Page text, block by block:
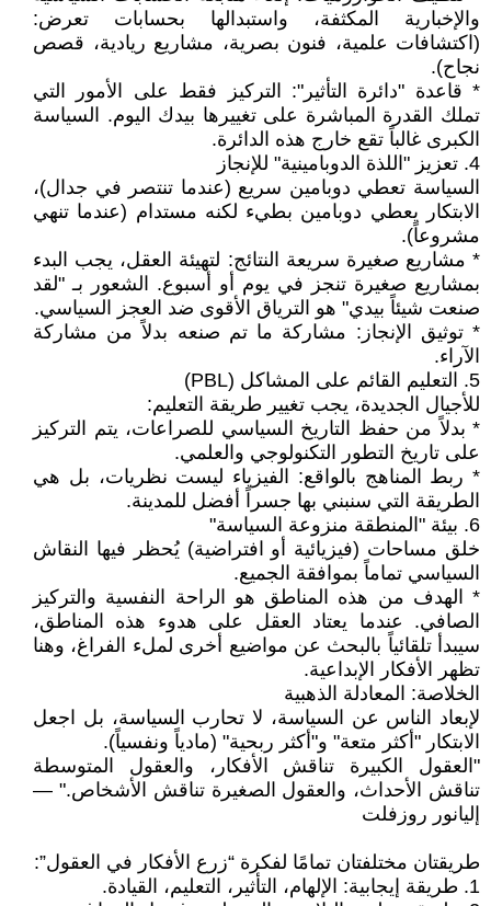
والإخبارية المكثفة، واستبدالها بحسابات تعرض:
(اكتشافات علمية، فنون بصرية، مشاريع ريادية، قصص
نجاح).
* قاعدة "دائرة التأثير": التركيز فقط على الأمور التي
تملك القدرة المباشرة على تغييرها بيدك اليوم. السياسة
الكبرى غالباً تقع خارج هذه الدائرة.
‎4. تعزيز "اللذة الدوبامينية" للإنجاز
‎السياسة تعطي دوبامين سريع (عندما تنتصر في جدال)،
الابتكار يعطي دوبامين بطيء لكنه مستدام (عندما تنهي
مشروعاً).
* مشاريع صغيرة سريعة النتائج: لتهيئة العقل، يجب البدء
بمشاريع صغيرة تنجز في يوم أو أسبوع. الشعور بـ "لقد
صنعت شيئاً بيدي" هو الترياق الأقوى ضد العجز السياسي.
* توثيق الإنجاز: مشاركة ما تم صنعه بدلاً من مشاركة
الآراء.
‎5. التعليم القائم على المشاكل (PBL)
* بدلاً من حفظ التاريخ السياسي للصراعات، يتم التركيز
على تاريخ التطور التكنولوجي والعلمي.
* ربط المناهج بالواقع: الفيزياء ليست نظريات، بل هي
الطريقة التي سنبني بها جسراً أفضل للمدينة.
‎6. بيئة "المنطقة منزوعة السياسة"
‎خلق مساحات (فيزيائية أو افتراضية) يُحظر فيها النقاش
السياسي تماماً بموافقة الجميع.
* الهدف من هذه المناطق هو الراحة النفسية والتركيز
الصافي. عندما يعتاد العقل على هدوء هذه المناطق،
سيبدأ تلقائياً بالبحث عن مواضيع أخرى لملء الفراغ، وهنا
تظهر الأفكار الإبداعية.
‎لإبعاد الناس عن السياسة، لا تحارب السياسة، بل اجعل
الابتكار "أكثر متعة" و"أكثر ربحية" (مادياً ونفسياً).
‎"العقول الكبيرة تناقش الأفكار، والعقول المتوسطة
تناقش الأحداث، والعقول الصغيرة تناقش الأشخاص." —
إليانور روزفلت
طريقتان مختلفتان تمامًا لفكرة “زرع الأفكار في العقول”:
1. طريقة إيجابية: الإلهام، التأثير، التعليم، القيادة.